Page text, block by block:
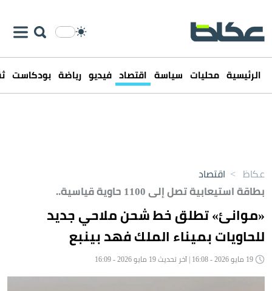
الرئيسية محليات سياسة اقتصاد فيديو رياضة بودكاست
عكاظ > اقتصاد
بطاقة استيعابية تصل إلى 1100 حاوية قياسية..
«موانئ» تطلق خط شحن ملاحي جديد
للحاويات بميناء الملك فهد بينبع